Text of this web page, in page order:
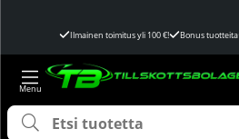
Ilmainen toimitus yli 100 €! Bonus tuotteita